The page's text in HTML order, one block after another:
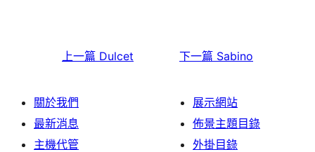
上一篇 Dulcet 下一篇 Sabino
關於我們
最新消息
主機代管
展示網站
佈景主題目錄
外掛目錄